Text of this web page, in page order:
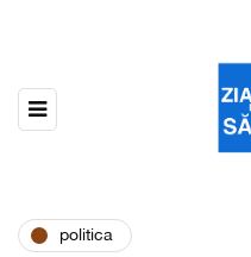
politica